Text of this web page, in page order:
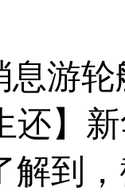
息
还】
到